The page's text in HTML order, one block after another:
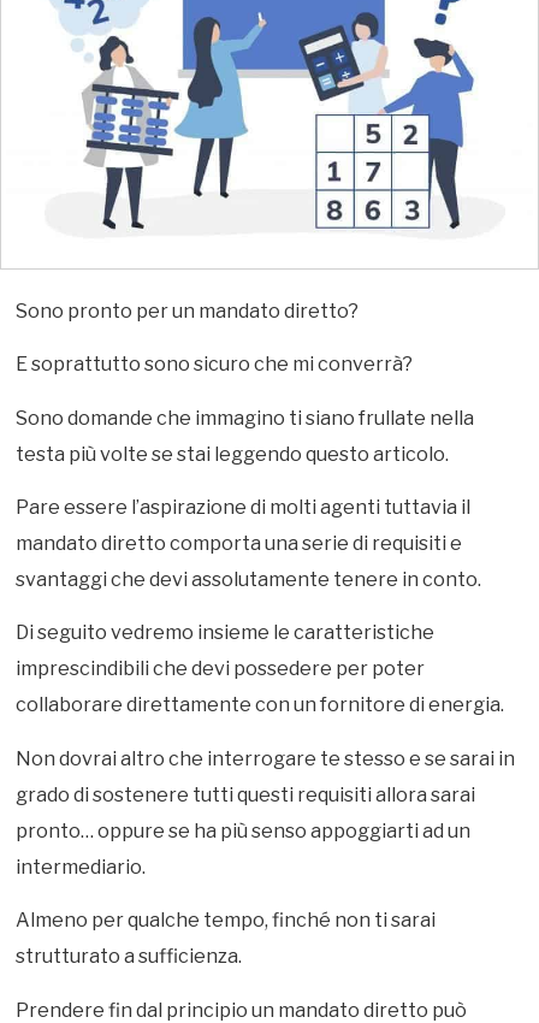
Sono pronto per un mandato diretto?
E soprattutto sono sicuro che mi converrà?
Sono domande che immagino ti siano frullate nella
testa più volte se stai leggendo questo articolo.
Pare essere l’aspirazione di molti agenti tuttavia il
mandato diretto comporta una serie di requisiti e
svantaggi che devi assolutamente tenere in conto.
Di seguito vedremo insieme le caratteristiche
imprescindibili che devi possedere per poter
collaborare direttamente con un fornitore di energia.
Non dovrai altro che interrogare te stesso e se sarai in
grado di sostenere tutti questi requisiti allora sarai
pronto… oppure se ha più senso appoggiarti ad un
intermediario.
Almeno per qualche tempo, finché non ti sarai
strutturato a sufficienza.
Prendere fin dal principio un mandato diretto può